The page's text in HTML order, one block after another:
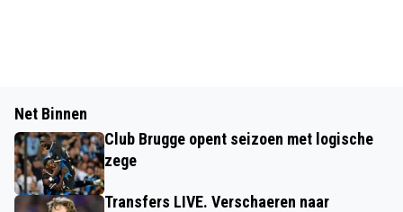
Net Binnen
Club Brugge opent seizoen met logische
zege
Transfers LIVE. Verschaeren naar